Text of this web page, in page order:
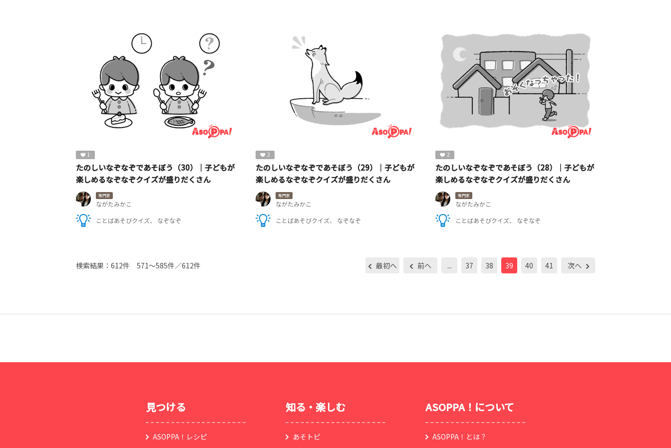
1
たのしいなぞなぞであそぼう（30）｜子どもが
楽しめるなぞなぞクイズが盛りだくさん
専門家
ながたみかこ
ことばあそびクイズ
なぞなぞ
2
たのしいなぞなぞであそぼう（29）｜子どもが
楽しめるなぞなぞクイズが盛りだくさん
専門家
ながたみかこ
ことばあそびクイズ
なぞなぞ
2
たのしいなぞなぞであそぼう（28）｜子どもが
楽しめるなぞなぞクイズが盛りだくさん
専門家
ながたみかこ
ことばあそびクイズ
なぞなぞ
検索結果： 612件 571～585件／612件 最初へ 前へ ... 37 38 39 40 41 次へ
見つける
ASOPPA！レシピ
知る・楽しむ
あそトピ
ASOPPA！について
ASOPPA！とは？